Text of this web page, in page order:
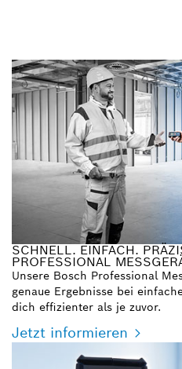
SCHNELL. EINFACH.
PROFESSIONAL
Unsere Bosch Professional
genaue Ergebnisse bei
dich effizienter als je zuvor.
Jetzt informieren